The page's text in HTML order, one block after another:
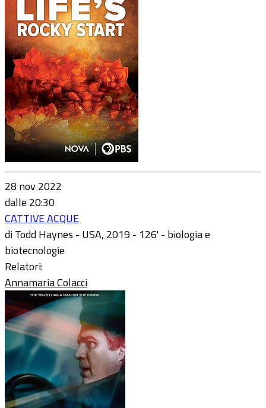
28 nov 2022
dalle 20:30
CATTIVE ACQUE
di Todd Haynes - USA, 2019 - 126' - biologia e
biotecnologie
Relatori:
Annamaria Colacci